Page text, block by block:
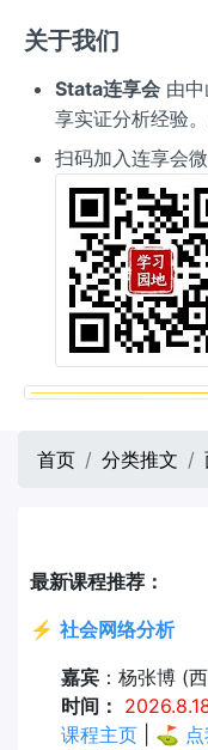
关于我们
Stata连享会由中
享实证分析经验。
扫码加入连享会
首页 分类推文
最新课程推荐：
⚡ 社会网络分析
嘉宾：杨张博 (
时间：
课程主页| ⛳